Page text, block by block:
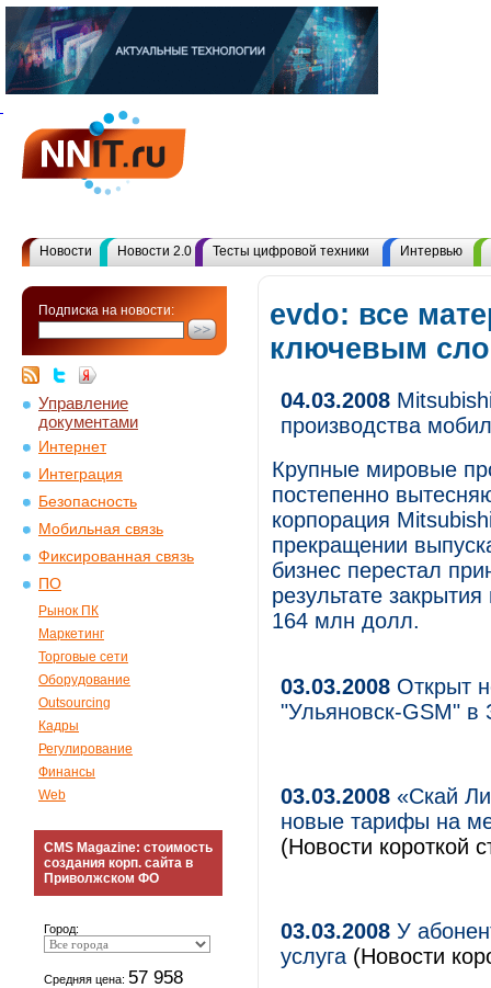
Новости Новости 2.0 Тесты цифровой техники Интервью
Подписка на новости:
Управление
документами
Интернет
Интеграция
Безопасность
Мобильная связь
Фиксированная связь
ПО
Рынок ПК
Маркетинг
Торговые сети
Оборудование
Outsourcing
Кадры
Регулирование
Финансы
Web
CMS Magazine: стоимость
создания корп. сайта в
Приволжском ФО
Город:
Средняя цена: 57 958
evdo: все
ключевым
04.03.2008
производства
Крупные мировые
постепенно
корпорация
прекращении
бизнес перестал
результате
164 млн долл.
03.03.2008 Открыт
"Ульяновск-GSM" в
03.03.2008 «Скай
новые тарифы на
(Новости короткой
03.03.2008 У
услуга (Новости